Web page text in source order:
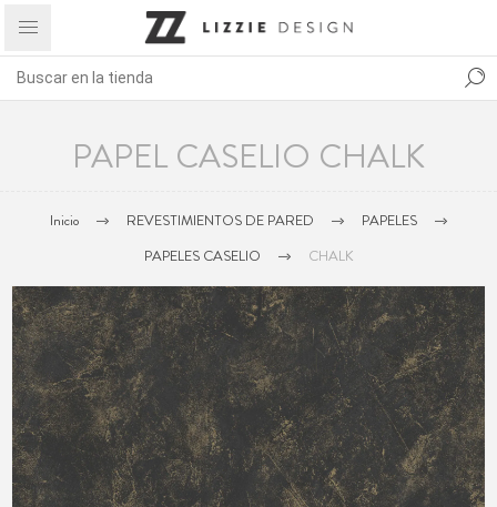
PAPEL CASELIO CHALK
Inicio REVESTIMIENTOS DE PARED
PAPELES
PAPELES CASELIO
CHALK